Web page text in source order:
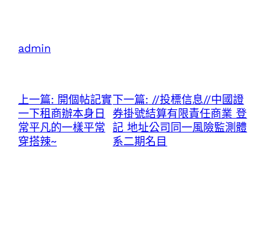
admin
上一篇: 開個帖記實
一下租商辦本身日
常平凡的一樣平常
穿搭辣~
下一篇: //投標信息//中國證
券掛號結算有限責任商業 登
記 地址公司同一風險監測體
系二期名目